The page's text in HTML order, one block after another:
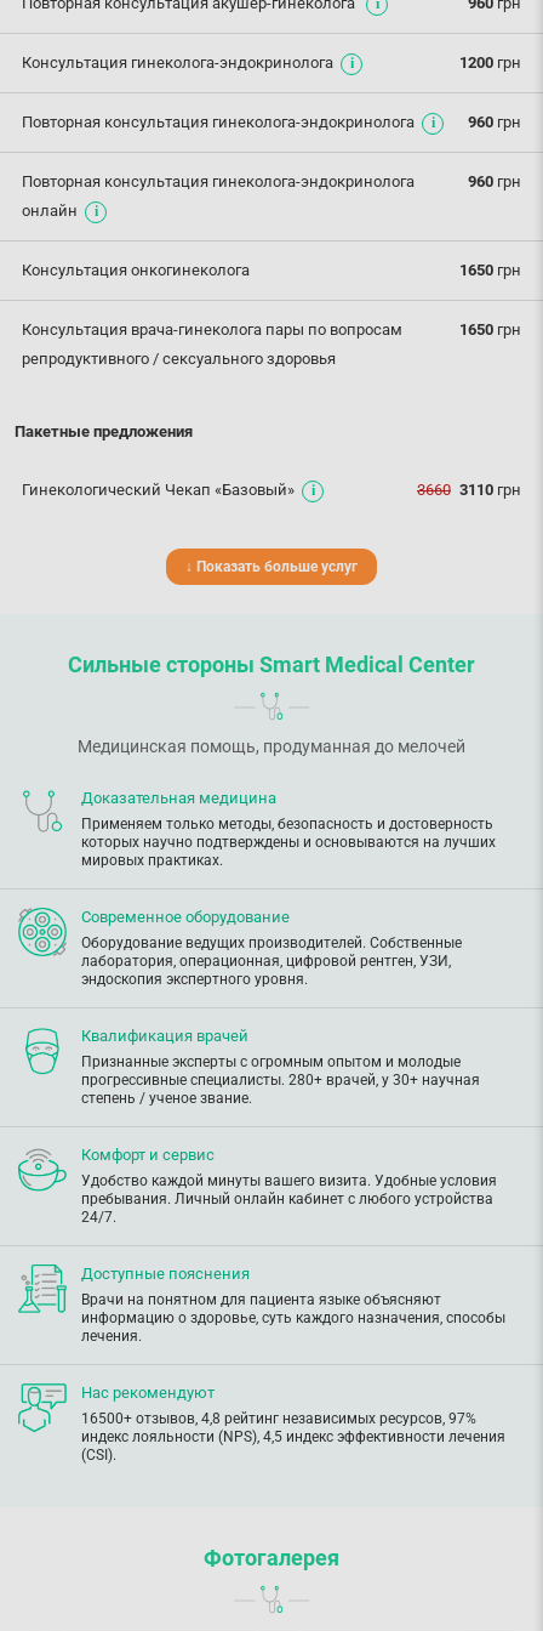
1200 грн
Консультация гинеколога-эндокринолога
960 грн
Повторная консультация гинеколога-эндокринолога
960 грн
Повторная консультация гинеколога-эндокринолога
онлайн
1650 грн
Консультация онкогинеколога
1650 грн
Консультация врача-гинеколога пары по вопросам
репродуктивного / сексуального здоровья
Пакетные предложения
3660 3110 грн
Гинекологический Чекап «Базовый»
↓ Показать больше услуг
Сильные стороны Smart Medical Center
Медицинская помощь, продуманная до мелочей
Доказательная медицина
Применяем только методы, безопасность и достоверность
которых научно подтверждены и основываются на лучших
мировых практиках.
Современное оборудование
Оборудование ведущих производителей. Собственные
лаборатория, операционная, цифровой рентген, УЗИ,
эндоскопия экспертного уровня.
Квалификация врачей
Признанные эксперты с огромным опытом и молодые
прогрессивные специалисты. 280+ врачей, у 30+ научная
степень / ученое звание.
Комфорт и сервис
Удобство каждой минуты вашего визита. Удобные условия
пребывания. Личный онлайн кабинет с любого устройства
24/7.
Доступные пояснения
Врачи на понятном для пациента языке объясняют
информацию о здоровье, суть каждого назначения, способы
лечения.
Нас рекомендуют
16500+ отзывов, 4,8 рейтинг независимых ресурсов, 97%
индекс лояльности (NPS), 4,5 индекс эффективности лечения
(CSI).
Фотогалерея